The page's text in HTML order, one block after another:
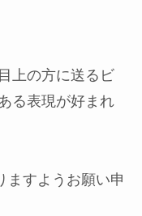
上の方に送るビ
る表現が好まれ
ますようお願い申